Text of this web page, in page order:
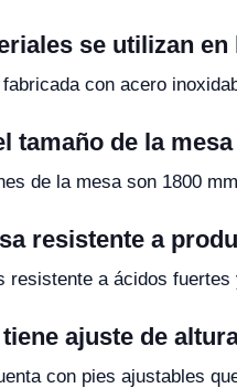
se utilizan en
con acero
tamaño de la mesa
de la mesa son 1800
resistente a
resistente a ácidos
ajuste de
con pies ajustables